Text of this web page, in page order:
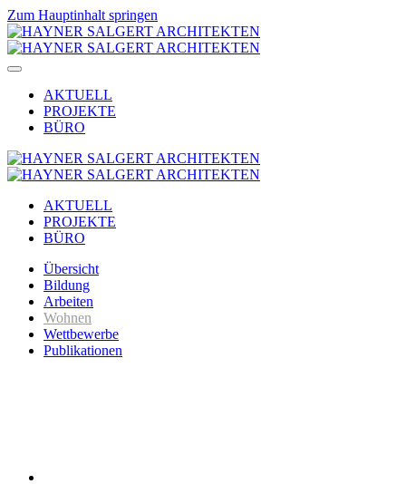
Zum Hauptinhalt springen
AKTUELL
PROJEKTE
BÜRO
AKTUELL
PROJEKTE
BÜRO
Übersicht
Bildung
Arbeiten
Wohnen
Wettbewerbe
Publikationen